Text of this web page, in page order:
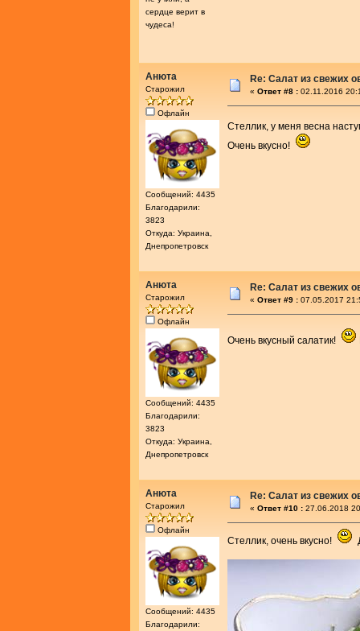
сердце верит в
чудеса!
Анюта
Старожил
Офлайн
Сообщений: 4435
Благодарили:
3823
Откуда: Украина,
Днепропетровск
Re: Салат из свежих
« Ответ #8 : 02.11.2016
Стеллик, у меня весна
Очень вкусно!
Анюта
Старожил
Офлайн
Сообщений: 4435
Благодарили:
3823
Откуда: Украина,
Днепропетровск
Re: Салат из свежих
« Ответ #9 : 07.05.2017
Очень вкусный салатик!
Анюта
Старожил
Офлайн
Сообщений: 4435
Благодарили:
Re: Салат из свежих
« Ответ #10 : 27.06.2018
Стеллик, очень вкусно!